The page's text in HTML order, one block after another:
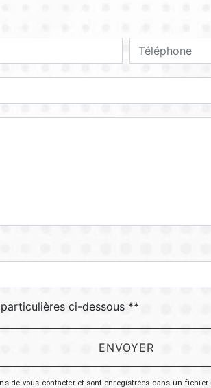
ci-dessous **
ENVOYER
de vous contacter et sont enregistrées dans un